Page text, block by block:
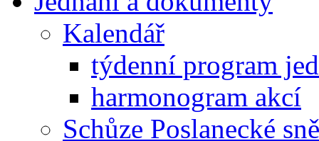
Kalendář
týdenní program
harmonogram akcí
Schůze Poslanecké